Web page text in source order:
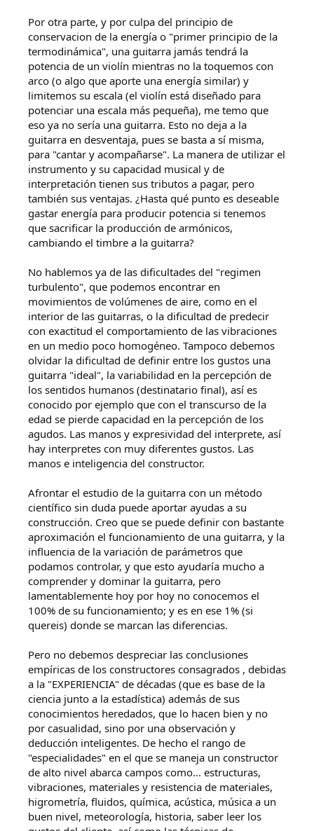
Por otra parte, y por culpa del principio de
conservacion de la energía o "primer principio de la
termodinámica", una guitarra jamás tendrá la
potencia de un violín mientras no la toquemos con
arco (o algo que aporte una energía similar) y
limitemos su escala (el violín está diseñado para
potenciar una escala más pequeña), me temo que
eso ya no sería una guitarra. Esto no deja a la
guitarra en desventaja, pues se basta a sí misma,
para "cantar y acompañarse". La manera de utilizar el
instrumento y su capacidad musical y de
interpretación tienen sus tributos a pagar, pero
también sus ventajas. ¿Hasta qué punto es deseable
gastar energía para producir potencia si tenemos
que sacrificar la producción de armónicos,
cambiando el timbre a la guitarra?
No hablemos ya de las dificultades del "regimen
turbulento", que podemos encontrar en
movimientos de volúmenes de aire, como en el
interior de las guitarras, o la dificultad de predecir
con exactitud el comportamiento de las vibraciones
en un medio poco homogéneo. Tampoco debemos
olvidar la dificultad de definir entre los gustos una
guitarra "ideal", la variabilidad en la percepción de
los sentidos humanos (destinatario final), así es
conocido por ejemplo que con el transcurso de la
edad se pierde capacidad en la percepción de los
agudos. Las manos y expresividad del interprete, así
hay interpretes con muy diferentes gustos. Las
manos e inteligencia del constructor.
Afrontar el estudio de la guitarra con un método
científico sin duda puede aportar ayudas a su
construcción. Creo que se puede definir con bastante
aproximación el funcionamiento de una guitarra, y la
influencia de la variación de parámetros que
podamos controlar, y que esto ayudaría mucho a
comprender y dominar la guitarra, pero
lamentablemente hoy por hoy no conocemos el
100% de su funcionamiento; y es en ese 1% (si
quereis) donde se marcan las diferencias.
Pero no debemos despreciar las conclusiones
empíricas de los constructores consagrados , debidas
a la "EXPERIENCIA" de décadas (que es base de la
ciencia junto a la estadística) además de sus
conocimientos heredados, que lo hacen bien y no
por casualidad, sino por una observación y
deducción inteligentes. De hecho el rango de
"especialidades" en el que se maneja un constructor
de alto nivel abarca campos como... estructuras,
vibraciones, materiales y resistencia de materiales,
higrometría, fluidos, química, acústica, música a un
buen nivel, meteorología, historia, saber leer los